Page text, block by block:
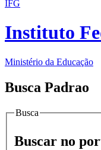
IFG
Instituto
Ministério da Educação
Busca Padrao
Busca
Buscar no